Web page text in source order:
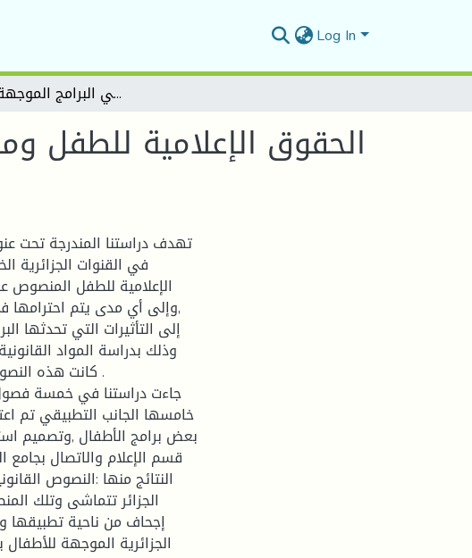
Log In
الحقوق الإعلامية للطفل ومدى الالتزام بها في القنوات التلفزيونية الجزائرية الخاصة في البرامج الموجهة للأطفال.
الحقوق الإعلامية للطفل
تهدف دراستنا المندرجة تحت
في القنوات الجزائرية
الإعلامية للطفل المنصوص
,وإلى أي مدى يتم احترامها
إلى التأثيرات التي تحدثها
وذلك بدراسة المواد
كانت هذه
جاءت دراستنا في خمسة
خامسها الجانب التطبيقي تم
بعض برامج الأطفال ,وتصميم
قسم الإعلام والاتصال
النتائج منها :النصوص
الجزائر تتماشى وتلك
إجحاف من ناحية تطبيقها
الجزائرية الموجهة